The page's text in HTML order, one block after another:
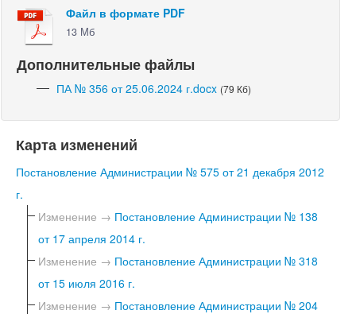
Файл в формате PDF
13 Мб
Дополнительные файлы
ПА № 356 от 25.06.2024 г.docx (79 Кб)
Карта изменений
Постановление Администрации № 575 от 21 декабря 2012
г.
Изменение → Постановление Администрации № 138
от 17 апреля 2014 г.
Изменение → Постановление Администрации № 318
от 15 июля 2016 г.
Изменение → Постановление Администрации № 204